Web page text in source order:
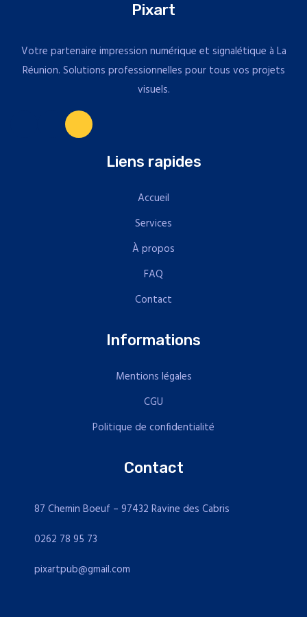
Pixart
Votre partenaire impression numérique et signalétique à La
Réunion. Solutions professionnelles pour tous vos projets
visuels.
Liens rapides
Accueil
Services
À propos
FAQ
Contact
Informations
Mentions légales
CGU
Politique de confidentialité
Contact
87 Chemin Boeuf – 97432 Ravine des Cabris
0262 78 95 73
pixartpub@gmail.com